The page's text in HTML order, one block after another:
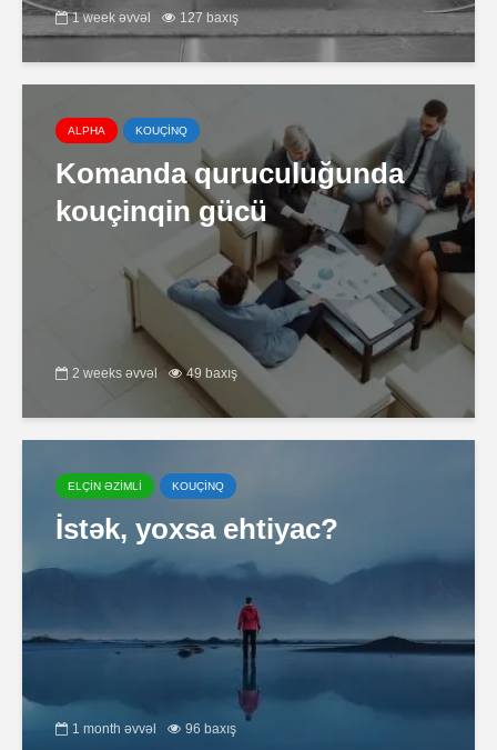
1 week əvvəl 127 baxış
ALPHA KOUÇİNQ
Komanda quruculuğunda
kouçinqin gücü
2 weeks əvvəl 49 baxış
ELÇİN ƏZİMLİ KOUÇİNQ
İstək, yoxsa ehtiyac?
1 month əvvəl 96 baxış